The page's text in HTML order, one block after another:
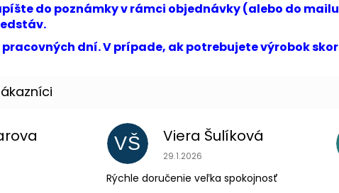
do poznámky v rámci objednávky (alebo do
dní. V prípade, ak potrebujete výrobok
je 5 z 5 hviezdičiek.
VŠ Viera Šulíková
Hodnotenie obchodu je 5 z 5
29.1.2026
Rýchle doručenie veľka spokojnosť